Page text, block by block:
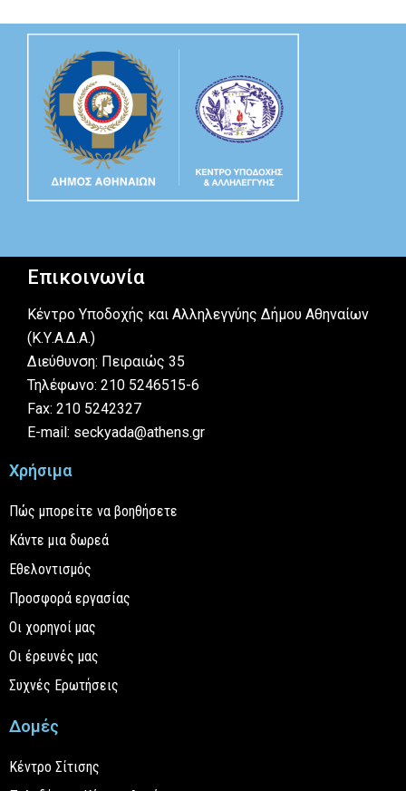
Επικοινωνία
Κέντρο Υποδοχής και Αλληλεγγύης Δήμου Αθηναίων
(Κ.Υ.Α.Δ.Α.)
Διεύθυνση: Πειραιώς 35
Τηλέφωνο: 210 5246515-6
Fax: 210 5242327
E-mail: seckyada@athens.gr
Χρήσιμα
Πώς μπορείτε να βοηθήσετε
Κάντε μια δωρεά
Εθελοντισμός
Προσφορά εργασίας
Οι χορηγοί μας
Οι έρευνές μας
Συχνές Ερωτήσεις
Δομές
Κέντρο Σίτισης